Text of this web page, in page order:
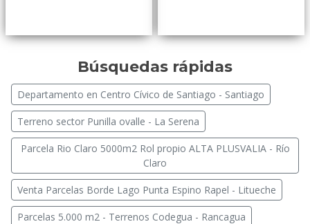
Búsquedas rápidas
Departamento en Centro Cívico de Santiago - Santiago
Terreno sector Punilla ovalle - La Serena
Parcela Rio Claro 5000m2 Rol propio ALTA PLUSVALIA - Río
Claro
Venta Parcelas Borde Lago Punta Espino Rapel - Litueche
Parcelas 5.000 m2 - Terrenos Codegua - Rancagua